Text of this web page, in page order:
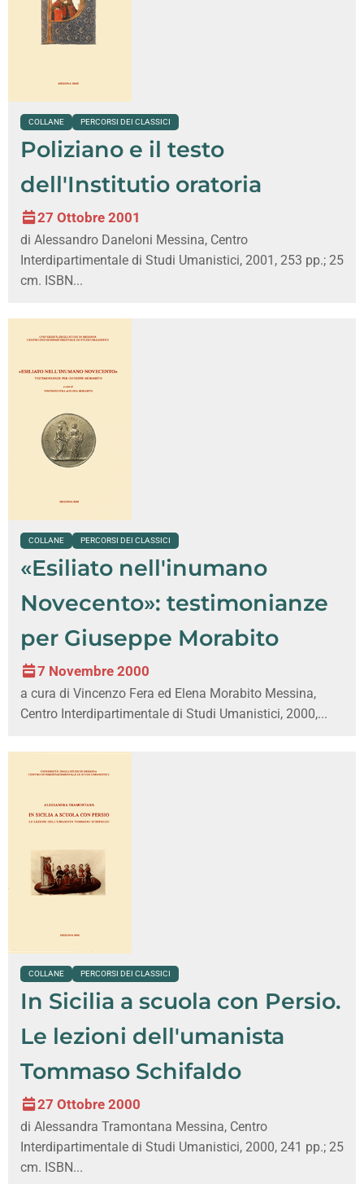
COLLANE PERCORSI DEI CLASSICI
Poliziano e il testo
dell'Institutio oratoria
27 Ottobre 2001
di Alessandro Daneloni Messina, Centro
Interdipartimentale di Studi Umanistici, 2001, 253 pp.; 25
cm. ISBN...
COLLANE PERCORSI DEI CLASSICI
«Esiliato nell'inumano
Novecento»: testimonianze
per Giuseppe Morabito
7 Novembre 2000
a cura di Vincenzo Fera ed Elena Morabito Messina,
Centro Interdipartimentale di Studi Umanistici, 2000,...
COLLANE PERCORSI DEI CLASSICI
In Sicilia a scuola con Persio.
Le lezioni dell'umanista
Tommaso Schifaldo
27 Ottobre 2000
di Alessandra Tramontana Messina, Centro
Interdipartimentale di Studi Umanistici, 2000, 241 pp.; 25
cm. ISBN...